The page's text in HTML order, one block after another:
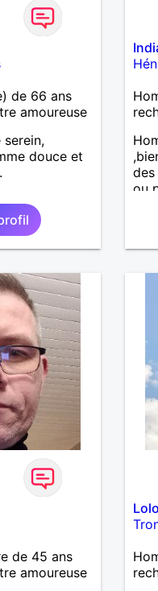
de 66 ans
amoureuse
douce et
des
ou
pas
de 45 ans
amoureuse